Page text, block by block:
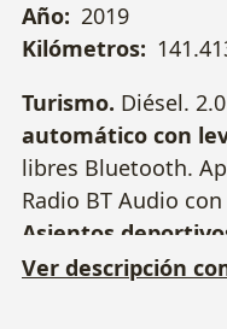
Año: 2019
Kilómetros:
Turismo. Diésel.
automático con
libres Bluetooth.
Radio BT Audio
Asientos
calefactables.
Ver descripción